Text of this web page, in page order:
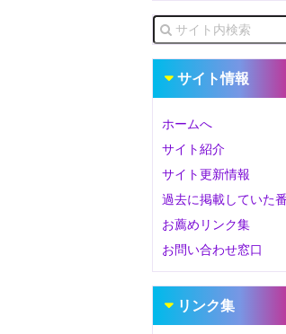
サイト情報
ホームへ
サイト紹介
サイト更新情報
過去に掲載していた
お薦めリンク集
お問い合わせ窓口
リンク集